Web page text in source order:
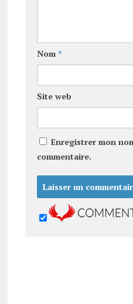
Nom *
Site web
Enregistrer mon
commentaire.